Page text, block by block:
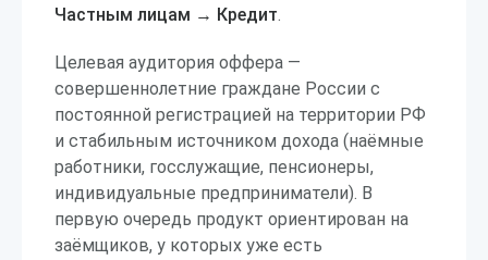
Частным лицам → Кредит.
Целевая аудитория оффера —
совершеннолетние граждане России с
постоянной регистрацией на территории РФ
и стабильным источником дохода (наёмные
работники, госслужащие, пенсионеры,
индивидуальные предприниматели). В
первую очередь продукт ориентирован на
заёмщиков, у которых уже есть